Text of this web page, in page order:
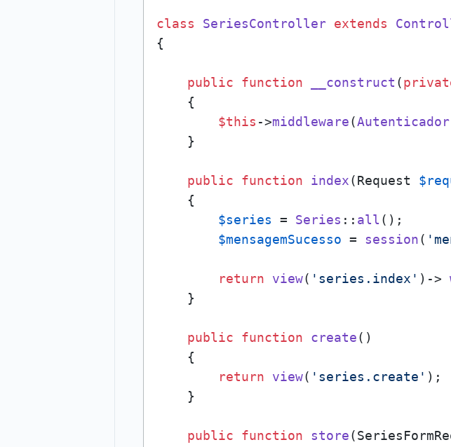
class SeriesController extends
{
public function __construct (
{
$this ->middleware(Autenticador
    }
public function index(Request
{
$series = Series :: all ();
$mensagemSucesso = session(
return view( 'series.index' )->
    }
public function create( )
{
return
view( 'series.create' );
    }
public function store(